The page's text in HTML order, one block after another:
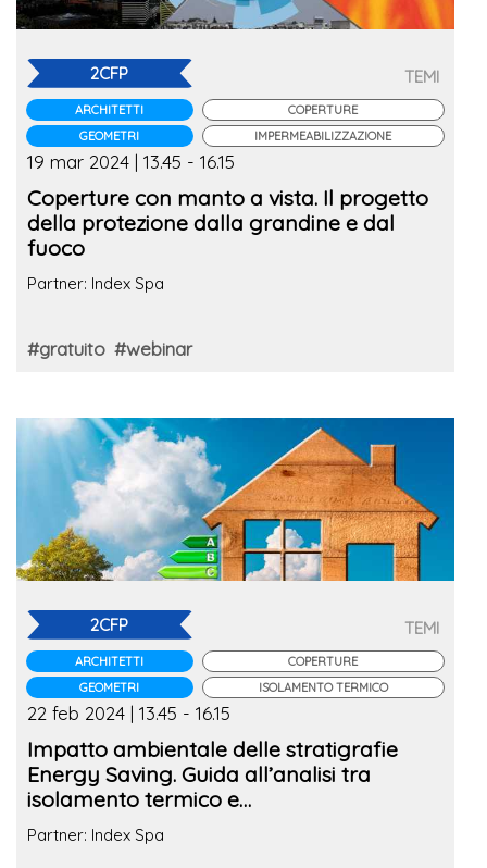
2CFP
ARCHITETTI
GEOMETRI
TEMI
COPERTURE
IMPERMEABILIZZAZIONE
19 mar 2024 | 13.45 - 16.15
Coperture con manto a vista. Il progetto
della protezione dalla grandine e dal
fuoco
Partner: Index Spa
#gratuito #webinar
2CFP
ARCHITETTI
GEOMETRI
TEMI
COPERTURE
ISOLAMENTO TERMICO
22 feb 2024 | 13.45 - 16.15
Impatto ambientale delle stratigrafie
Energy Saving. Guida all’analisi tra
isolamento termico e
impermeabilizzazione
Partner: Index Spa